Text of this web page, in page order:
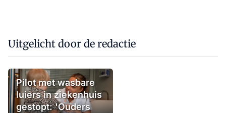
Uitgelicht door de redactie
Pilot met wasbare
luiers in ziekenhuis
gestopt: 'Ouders